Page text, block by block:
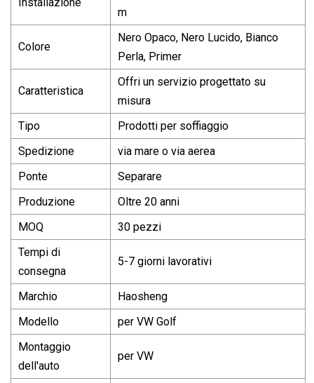
m
Colore
Nero Opaco, Nero Lucido, Bianco
Perla, Primer
Caratteristica
Offri un servizio progettato su
misura
Tipo
Prodotti per soffiaggio
Spedizione
via mare o via aerea
Ponte
Separare
Produzione
Oltre 20 anni
MOQ
30 pezzi
Tempi di
consegna
5-7 giorni lavorativi
Marchio
Haosheng
Modello
per VW Golf
Montaggio
dell'auto
per VW